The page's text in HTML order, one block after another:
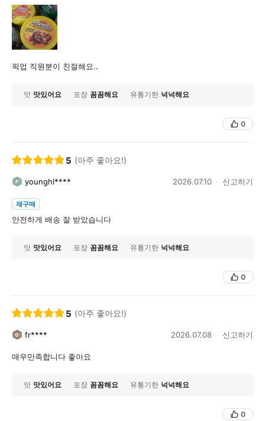
픽업 직원분이 친절해요..
맛 맛있어요 포장 꼼꼼해요 유통기한 넉넉해요
0
5 (아주 좋아요!)
younghl**** 2026.07.10 신고하기
재구매
안전하게 배송 잘 받았습니다
맛 맛있어요 포장 꼼꼼해요 유통기한 넉넉해요
0
5 (아주 좋아요!)
fr**** 2026.07.08 신고하기
매우만족합니다 좋아요
맛 맛있어요 포장 꼼꼼해요 유통기한 넉넉해요
0